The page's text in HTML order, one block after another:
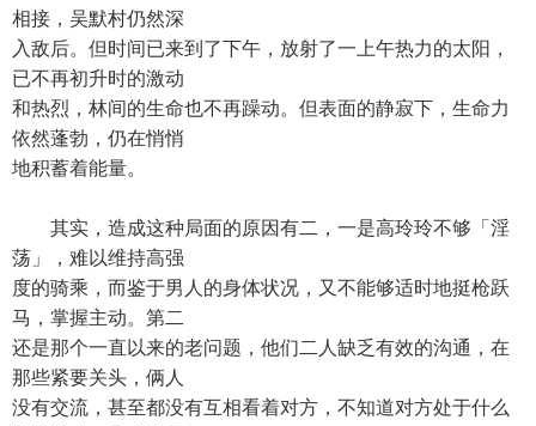
相接，吴默村仍然深
入敌后。但时间已来到了下午，放射了一上午热力的太阳，
已不再初升时的激动
和热烈，林间的生命也不再躁动。但表面的静寂下，生命力
依然蓬勃，仍在悄悄
地积蓄着能量。
其实，造成这种局面的原因有二，一是高玲玲不够「淫
荡」，难以维持高强
度的骑乘，而鉴于男人的身体状况，又不能够适时地挺枪跃
马，掌握主动。第二
还是那个一直以来的老问题，他们二人缺乏有效的沟通，在
那些紧要关头，俩人
没有交流，甚至都没有互相看着对方，不知道对方处于什么